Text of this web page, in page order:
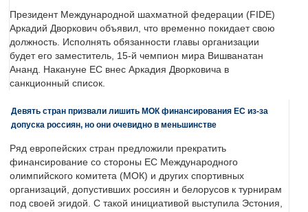
Президент Международной шахматной федерации (FIDE)
Аркадий Дворкович объявил, что временно покидает свою
должность. Исполнять обязанности главы организации
будет его заместитель, 15-й чемпион мира Вишванатан
Ананд. Накануне ЕС внес Аркадия Дворковича в
санкционный список.
Девять стран призвали лишить МОК финансирования ЕС из-за
допуска россиян, но они очевидно в меньшинстве
Ряд европейских стран предложили прекратить
финансирование со стороны ЕС Международного
олимпийского комитета (МОК) и других спортивных
организаций, допустивших россиян и белорусов к турнирам
под своей эгидой. С такой инициативой выступила Эстония,